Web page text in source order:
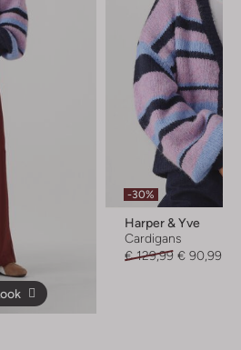
-30%
Harper & Yve
Cardigans
€ 129,99 € 90,99